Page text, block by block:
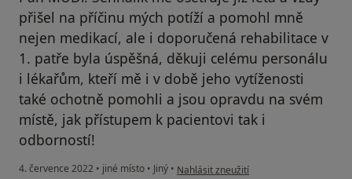
přišel na příčinu mých potíží a pomohl mně
nejen medikací, ale i doporučená rehabilitace v
1. patře byla úspěšná, děkuji celému personálu
i lékařům, kteří mě i v době jeho vytíženosti
také ochotně pomohli a jsou opravdu na svém
místě, jak přístupem k pacientovi tak i
odborností!
4. července 2022 • jiné místo • Jiný • podle názoru uživatele Z.L.
Nahlásit zneužití